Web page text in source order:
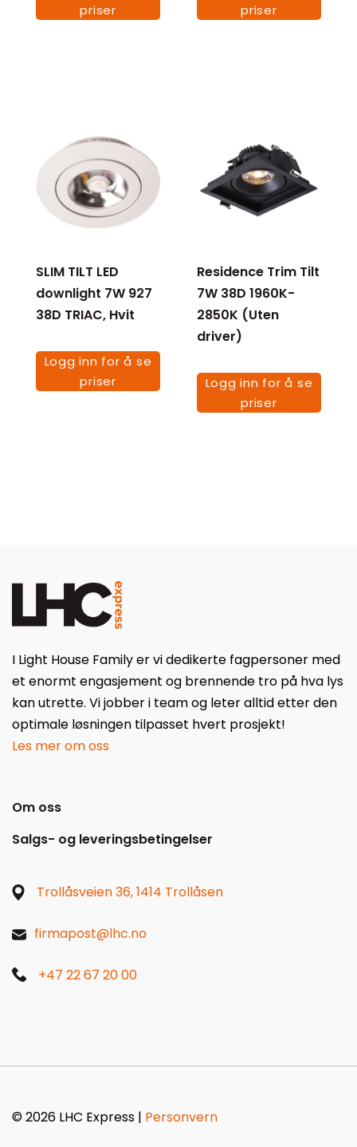
priser
priser
SLIM TILT LED
downlight 7W 927
38D TRIAC, Hvit
Logg inn for å se
priser
Residence Trim Tilt
7W 38D 1960K-
2850K (Uten
driver)
Logg inn for å se
priser
I Light House Family er vi dedikerte fagpersoner med
et enormt engasjement og brennende tro på hva lys
kan utrette. Vi jobber i team og leter alltid etter den
optimale løsningen tilpasset hvert prosjekt!
Les mer om oss
Om oss
Salgs- og leveringsbetingelser
Trollåsveien 36, 1414 Trollåsen
firmapost@lhc.no
+47 22 67 20 00
© 2026 LHC Express | Personvern